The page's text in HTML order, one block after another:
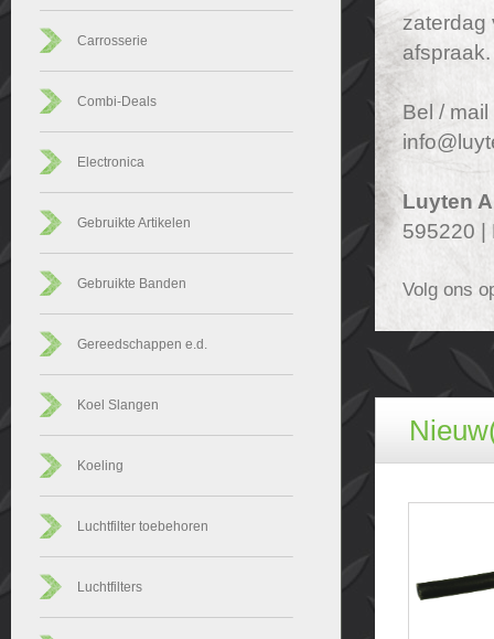
Carrosserie
Combi-Deals
Electronica
Gebruikte Artikelen
Gebruikte Banden
Gereedschappen e.d.
Koel Slangen
Koeling
Luchtfilter toebehoren
Luchtfilters
zaterdag
afspraak.
Bel /
Luyten
595220 |
Volg ons